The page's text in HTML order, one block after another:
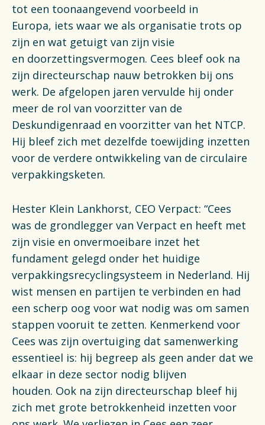
tot een toonaangevend voorbeeld in
Europa, iets waar we als organisatie trots op
zijn en wat getuigt van zijn visie
en doorzettingsvermogen. Cees bleef ook na
zijn directeurschap nauw betrokken bij ons
werk. De afgelopen jaren vervulde hij onder
meer de rol van voorzitter van de
Deskundigenraad en voorzitter van het NTCP.
Hij bleef zich met dezelfde toewijding inzetten
voor de verdere ontwikkeling van de circulaire
verpakkingsketen.
Hester Klein Lankhorst, CEO Verpact: “Cees
was de grondlegger van Verpact en heeft met
zijn visie en onvermoeibare inzet het
fundament gelegd onder het huidige
verpakkingsrecyclingsysteem in Nederland. Hij
wist mensen en partijen te verbinden en had
een scherp oog voor wat nodig was om samen
stappen vooruit te zetten. Kenmerkend voor
Cees was zijn overtuiging dat samenwerking
essentieel is: hij begreep als geen ander dat we
elkaar in deze sector nodig blijven
houden. Ook na zijn directeurschap bleef hij
zich met grote betrokkenheid inzetten voor